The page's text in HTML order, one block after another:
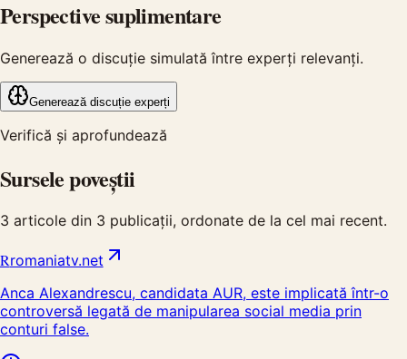
Perspective suplimentare
Generează o discuție simulată între experți relevanți.
Generează discuție experți
Verifică și aprofundează
Sursele poveștii
3 articole din 3 publicații, ordonate de la cel mai recent.
Rromaniatv.net
Anca Alexandrescu, candidata AUR, este implicată într-o
controversă legată de manipularea social media prin
conturi false.